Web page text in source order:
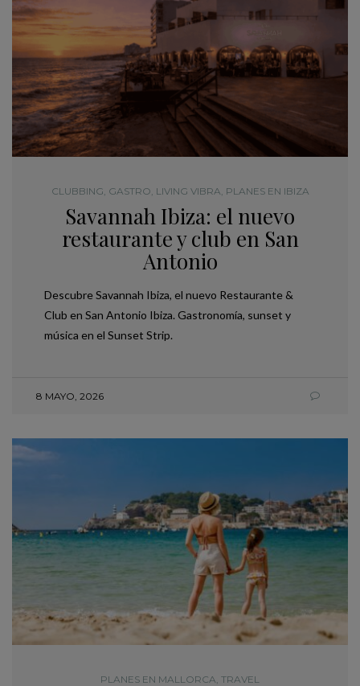
CLUBBING, GASTRO, LIVING VIBRA, PLANES EN IBIZA
Savannah Ibiza: el nuevo
restaurante y club en San
Antonio
Descubre Savannah Ibiza, el nuevo Restaurante &
Club en San Antonio Ibiza. Gastronomía, sunset y
música en el Sunset Strip.
8 MAYO, 2026
PLANES EN MALLORCA TRAVEL